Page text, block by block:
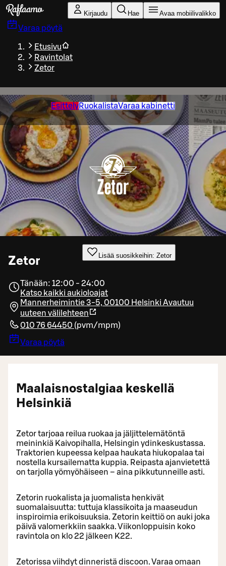
Siirry pääsisältöön
Kirjaudu Hae Avaa mobiilivalikko
Varaa pöytä
Etusivu
Ravintolat
Zetor
EsittelyRuokalistaVaraa kabinetti
Zetor Lisää suosikkeihin: Zetor
Tänään: 12:00 - 24:00
Katso kaikki aukioloajat
Mannerheimintie 3-5, 00100 Helsinki Avautuu
uuteen välilehteen
010 76 64450 (pvm/mpm)
Varaa pöytä
Maalaisnostalgiaa keskellä
Helsinkiä
Zetor tarjoaa reilua ruokaa ja jäljittelemätöntä
meininkiä Kaivopihalla, Helsingin ydinkeskustassa.
Traktorien kupeessa kelpaa haukata hiukopalaa tai
nostella kursailematta kuppia. Reipasta ajanvietettä
on tarjolla yömyöhäiseen – aina pikkutunneille asti.
Zetorin ruokalista ja juomalista henkivät
suomalaisuutta: tuttuja klassikoita ja maaseudun
inspiroimia erikoisuuksia. Zetorin keittiö on auki joka
päivä valomerkkiin saakka. Viikonloppuisin koko
ravintola on klo 22 jälkeen K22.
Zetorissa viihdyt dinneristä discoon. Varaa omaan